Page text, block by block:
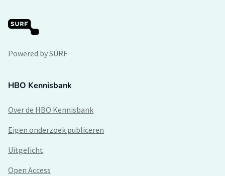
Powered by SURF
HBO Kennisbank
Over de HBO Kennisbank
Eigen onderzoek publiceren
Uitgelicht
Open Access